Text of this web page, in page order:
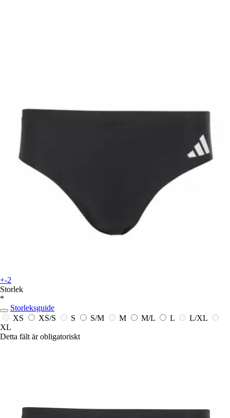
+-2
Storlek
*
Storleksguide
XS
XS/S S S/M M M/L L
L/XL
XL
Detta fält är obligatoriskt